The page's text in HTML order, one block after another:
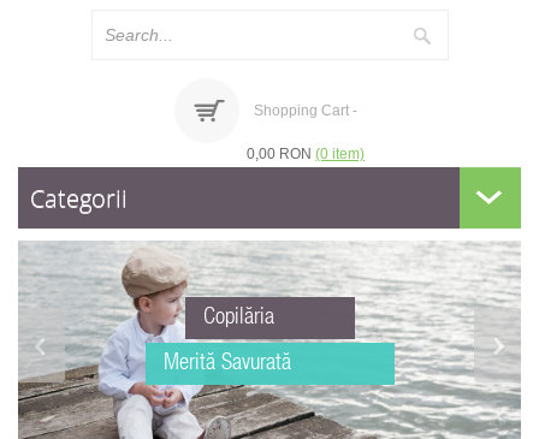
Shopping Cart -
0,00 RON (0 item)
Categorii
Copilăria
Merită Savurată